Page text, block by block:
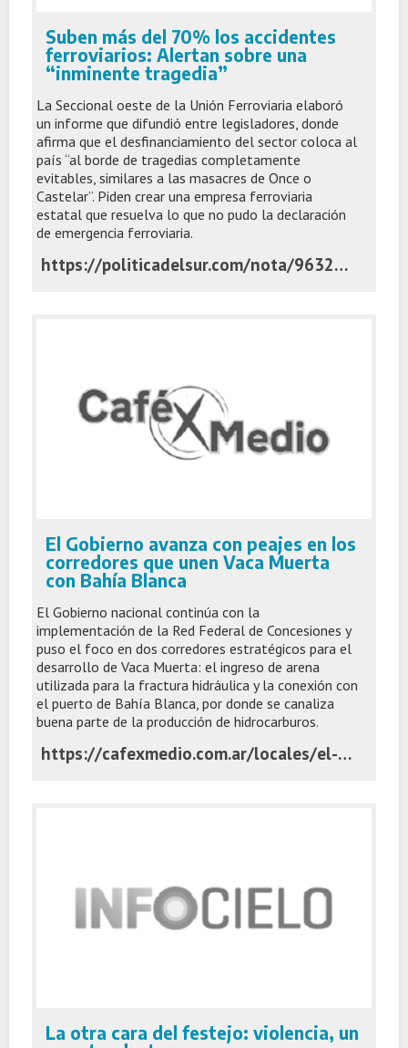
Suben más del 70% los accidentes
ferroviarios: Alertan sobre una
“inminente tragedia”
La Seccional oeste de la Unión Ferroviaria elaboró
un informe que difundió entre legisladores, donde
afirma que el desfinanciamiento del sector coloca al
país “al borde de tragedias completamente
evitables, similares a las masacres de Once o
Castelar”. Piden crear una empresa ferroviaria
estatal que resuelva lo que no pudo la declaración
de emergencia ferroviaria.
https://politicadelsur.com/nota/96328/suben-mas-del-70-los-accidentes-ferroviarios-alertan-sobre-una-inminente-tragedia/
El Gobierno avanza con peajes en los
corredores que unen Vaca Muerta
con Bahía Blanca
El Gobierno nacional continúa con la
implementación de la Red Federal de Concesiones y
puso el foco en dos corredores estratégicos para el
desarrollo de Vaca Muerta: el ingreso de arena
utilizada para la fractura hidráulica y la conexión con
el puerto de Bahía Blanca, por donde se canaliza
buena parte de la producción de hidrocarburos.
https://cafexmedio.com.ar/locales/el-gobierno-avanza-con-peajes-en-los-corredores-que-unen-vaca-muerta-con-bahia-blanca/
La otra cara del festejo: violencia, un